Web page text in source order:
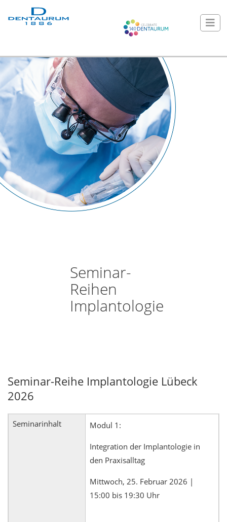
Seminar-
Reihen
Implantologie
Seminar-Reihe Implantologie Lübeck
2026
Seminarinhalt Modul 1:
Integration der Implantologie in
den Praxisalltag
Mittwoch, 25. Februar 2026 |
15:00 bis 19:30 Uhr